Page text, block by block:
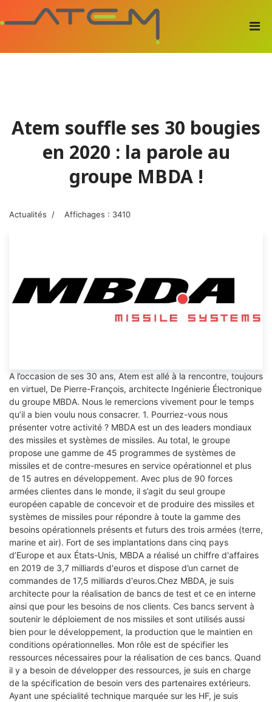
Atem souffle ses 30 bougies
en 2020 : la parole au
groupe MBDA !
Actualités Affichages : 3410
A l’occasion de ses 30 ans, Atem est allé à la rencontre, toujours
en virtuel, De Pierre-François, architecte Ingénierie Électronique
du groupe MBDA. Nous le remercions vivement pour le temps
qu’il a bien voulu nous consacrer. 1. Pourriez-vous nous
présenter votre activité ? MBDA est un des leaders mondiaux
des missiles et systèmes de missiles. Au total, le groupe
propose une gamme de 45 programmes de systèmes de
missiles et de contre-mesures en service opérationnel et plus
de 15 autres en développement. Avec plus de 90 forces
armées clientes dans le monde, il s’agit du seul groupe
européen capable de concevoir et de produire des missiles et
systèmes de missiles pour répondre à toute la gamme des
besoins opérationnels présents et futurs des trois armées (terre,
marine et air). Fort de ses implantations dans cinq pays
d’Europe et aux États-Unis, MBDA a réalisé un chiffre d'affaires
en 2019 de 3,7 milliards d'euros et dispose d’un carnet de
commandes de 17,5 milliards d'euros.Chez MBDA, je suis
architecte pour la réalisation de bancs de test et ce en interne
ainsi que pour les besoins de nos clients. Ces bancs servent à
soutenir le déploiement de nos missiles et sont utilisés aussi
bien pour le développement, la production que le maintien en
conditions opérationnelles. Mon rôle est de spécifier les
ressources nécessaires pour la réalisation de ces bancs. Quand
il y a besoin de développer des ressources, je suis en charge
de la spécification de besoin vers des partenaires extérieurs.
Ayant une spécialité technique marquée sur les HF, je suis